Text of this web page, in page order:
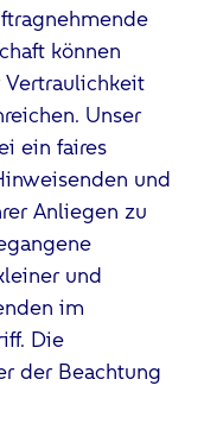
können
Unser
ein faires
und
Anliegen zu
und
im
Die
der Beachtung